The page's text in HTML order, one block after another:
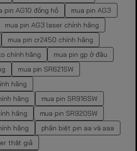
pin AG10 đồng hồ
mua pin AG3
mua pin AG3 laser chính hãng
mua pin cr2450 chính hãng
chính hãng
mua pin gp ở đâu
mua pin SR621SW
hãng
hãng
mua pin SR916SW
hãng
mua pin SR920SW
hãng
phân biệt pin aa và aaa
thật giả